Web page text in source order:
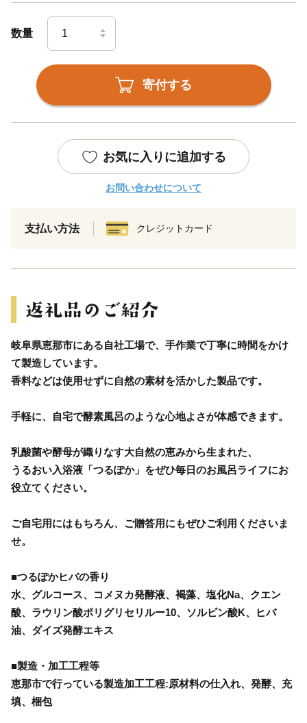
数量
寄付する
お気に入りに追加する
お問い合わせについて
支払い方法 クレジットカード
岐阜県恵那市にある自社工場で、手作業で丁寧に時間をかけ
て製造しています。
香料などは使用せずに自然の素材を活かした製品です。
手軽に、自宅で酵素風呂のような心地よさが体感できます。
乳酸菌や酵母が織りなす大自然の恵みから生まれた、
うるおい入浴液「つるぽか」をぜひ毎日のお風呂ライフにお
役立てください。
ご自宅用にはもちろん、ご贈答用にもぜひご利用くださいま
せ。
■つるぽかヒバの香り
水、グルコース、コメヌカ発酵液、褐藻、塩化Na、クエン
酸、ラウリン酸ポリグリセリルー10、ソルビン酸K、ヒバ
油、ダイズ発酵エキス
■製造・加工工程等
恵那市で行っている製造加工工程:原材料の仕入れ、発酵、充
填、梱包